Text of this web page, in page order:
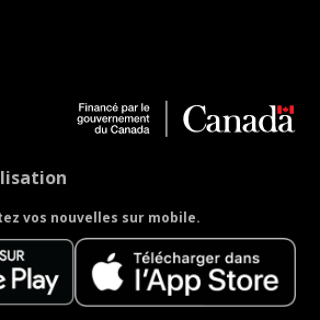
vos nouvelles sur mobile.